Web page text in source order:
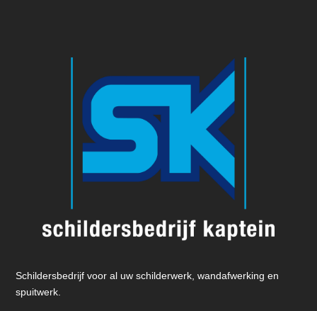
Schildersbedrijf voor al uw schilderwerk, wandafwerking en
spuitwerk.